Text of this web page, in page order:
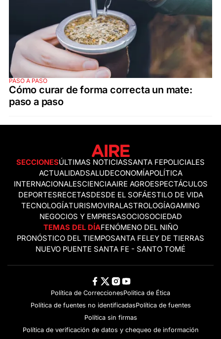
PASO A PASO
Cómo curar de forma correcta un mate:
paso a paso
SECCIONESÚLTIMAS NOTICIASSANTA FEPOLICIALES
ACTUALIDADSALUDECONOMÍAPOLÍTICA
INTERNACIONALESCIENCIAAIRE AGROESPECTÁCULOS
DEPORTESRECETASDESDE EL SOFÁESTILO DE VIDA
TECNOLOGÍATURISMOVIRALASTROLOGÍAGAMING
NEGOCIOS Y EMPRESASOCIOSOCIEDAD
TEMAS DEL DÍAFENÓMENO DEL NIÑO
PRONÓSTICO DEL TIEMPOSANTA FELEY DE TIERRAS
NUEVO PUENTE SANTA FE - SANTO TOMÉ
Política de CorreccionesPolitica de Ética
Política de fuentes no identificadasPolítica de fuentes
Política sin firmas
Política de verificación de datos y chequeo de información